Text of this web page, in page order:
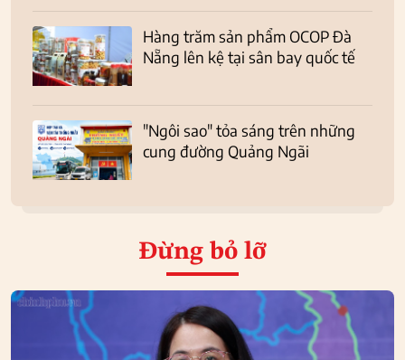
Hàng trăm sản phẩm OCOP Đà
Nẵng lên kệ tại sân bay quốc tế
"Ngôi sao" tỏa sáng trên những
cung đường Quảng Ngãi
Đừng bỏ lỡ